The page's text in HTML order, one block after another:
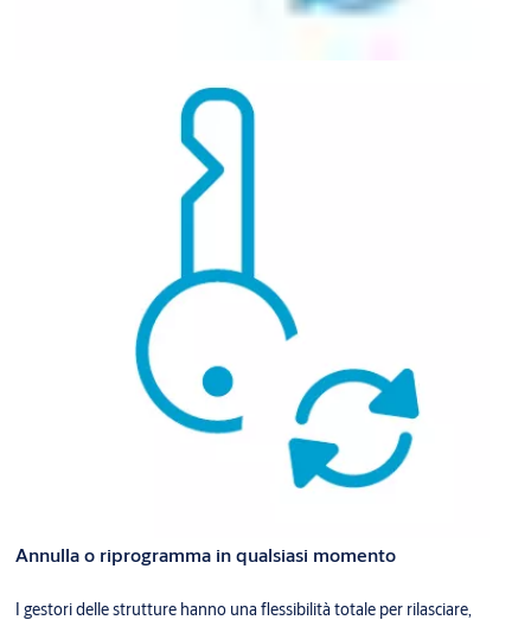
Annulla o riprogramma in qualsiasi momento
I gestori delle strutture hanno una flessibilità totale per rilasciare,